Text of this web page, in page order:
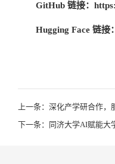
GitHub 链接：
Hugging Face 链接：
上一条：深化产学研合作
下一条：同济大学AI赋能大